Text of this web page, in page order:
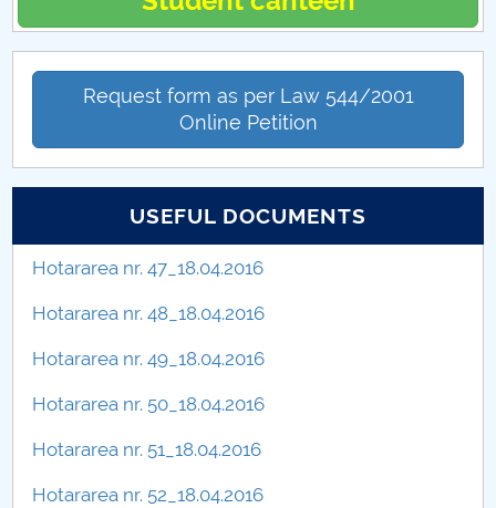
Hotărâri Senat din 14 noiembrie 2014
Hotarari Senat 28 noiembrie 2016
Request form as per Law 544/2001
Online Petition
USEFUL DOCUMENTS
Hotararea nr. 47_18.04.2016
Hotararea nr. 48_18.04.2016
Hotararea nr. 49_18.04.2016
Hotararea nr. 50_18.04.2016
Hotararea nr. 51_18.04.2016
Hotararea nr. 52_18.04.2016